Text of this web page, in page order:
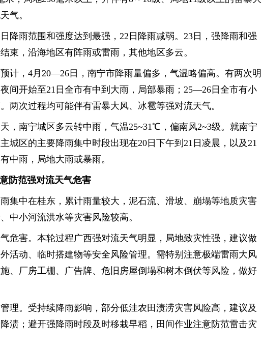
气。
降雨范围和强度达到最强，22日降雨减弱。23日，强降雨和强
束，沿海地区有阵雨或雷雨，其他地区多云。
计，4月20—26日，南宁市降雨量偏多，气温略偏高。有两次明
间开始至21日全市有中到大雨，局部暴雨；25—26日全市有小
两次过程均可能伴有雷暴大风、冰雹等强对流天气。
，南宁城区多云转中雨，气温25~31℃，偏南风2~3级。就南宁
城区的主要降雨集中时段出现在20日下午到21日凌晨，以及21
中雨，局地大雨或暴雨。
防范强对流天气危害
集中在桂东，累计雨量较大，泥石流、滑坡、崩塌等地质灾害
中小河流洪水等灾害风险较高。
危害。本轮过程广西强对流天气明显，局地致灾性强，建议做
活动、临时搭建物等安全风险管理。需特别注意极端雷雨大风
、厂房工棚、广告牌、危旧房屋倒塌和树木倒伏等风险，做好
理。受持续降雨影响，部分低洼农田渍涝灾害风险高，建议及
渍；避开强降雨时段及时移栽早稻，田间作业注意防范雷击灾